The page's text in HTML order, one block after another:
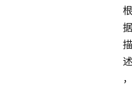
根
据
描
述
，